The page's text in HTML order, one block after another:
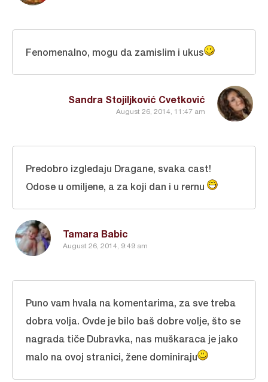
Sandra Stojiljković Cvetković
August 26, 2014, 11:47 am
Fenomenalno, mogu da zamislim i ukus
Tamara Babic
August 26, 2014, 9:49 am
Predobro izgledaju Dragane, svaka cast!
Odose u omiljene, a za koji dan i u rernu
Puno vam hvala na komentarima, za sve treba
dobra volja. Ovde je bilo baš dobre volje, što se
nagrada tiče Dubravka, nas muškaraca je jako
malo na ovoj stranici, žene dominiraju